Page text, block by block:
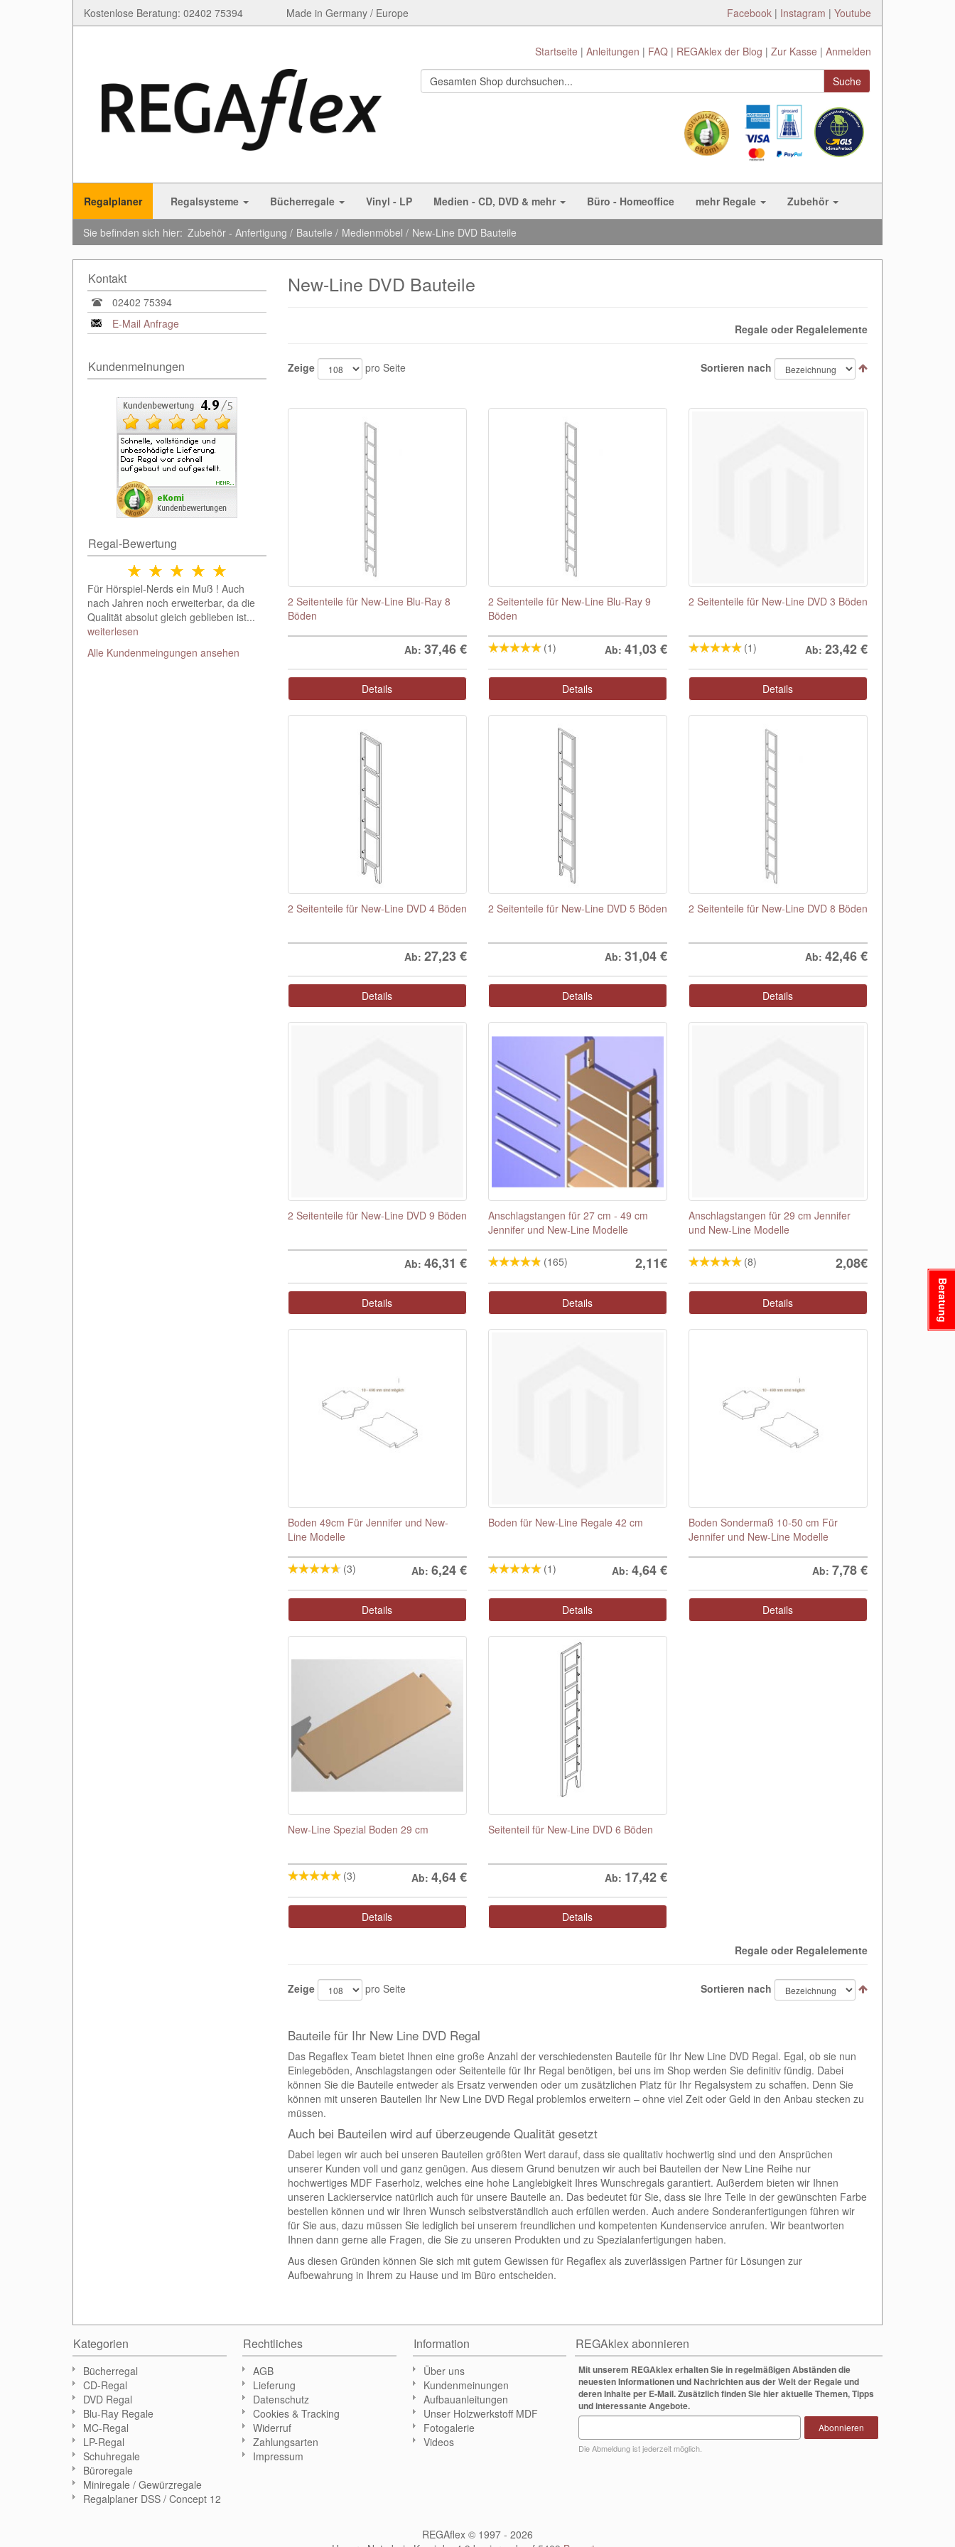
Kostenlose Beratung: 02402 75394 Made in Germany / Europe Facebook | Instagram | Youtube
Startseite Anleitungen FAQ REGAklex der Blog Zur Kasse Anmelden
Suche
Regalplaner Regalsysteme Bücherregale Vinyl - LP Medien - CD, DVD & mehr Büro - Homeoffice mehr Regale Zubehör
Sie befinden sich hier: Zubehör - Anfertigung Bauteile Medienmöbel New-Line DVD Bauteile
Kontakt
02402 75394
E-Mail Anfrage
Kundenmeinungen
Regal-Bewertung
Für Hörspiel-Nerds ein Muß ! Auch
nach Jahren noch erweiterbar, da die
Qualität absolut gleich geblieben ist...
weiterlesen
Alle Kundenmeingungen ansehen
New-Line DVD Bauteile
Regale oder Regalelemente
Zeige pro Seite Sortieren nach
2 Seitenteile für New-Line Blu-Ray 8
Böden
Ab: 37,46€
Details
2 Seitenteile für New-Line Blu-Ray 9
Böden
(1) Ab: 41,03€
Details
2 Seitenteile für New-Line DVD 3 Böden
(1) Ab: 23,42€
Details
2 Seitenteile für New-Line DVD 4 Böden
Ab: 27,23€
Details
2 Seitenteile für New-Line DVD 5 Böden
Ab: 31,04€
Details
2 Seitenteile für New-Line DVD 8 Böden
Ab: 42,46€
Details
2 Seitenteile für New-Line DVD 9 Böden
Ab: 46,31 €
Details
Anschlagstangen für 27 cm - 49 cm
Jennifer und New-Line Modelle
(165) 2,11€
Details
Anschlagstangen für 29 cm Jennifer
und New-Line Modelle
(8) 2,08€
Details
Boden 49cm Für Jennifer und New-
Line Modelle
(3) Ab: 6,24€
Details
Boden für New-Line Regale 42 cm
(1) Ab: 4,64€
Details
Boden Sondermaß 10-50 cm Für
Jennifer und New-Line Modelle
Ab: 7,78€
Details
New-Line Spezial Boden 29 cm
(3) Ab: 4,64€
Details
Seitenteil für New-Line DVD 6 Böden
Ab: 17,42€
Details
Regale oder Regalelemente
Zeige pro Seite Sortieren nach
Bauteile für Ihr New Line DVD Regal
Das Regaflex Team bietet Ihnen eine große Anzahl der verschiedensten Bauteile für Ihr New Line DVD Regal. Egal, ob sie nun
Einlegeböden, Anschlagstangen oder Seitenteile für Ihr Regal benötigen, bei uns im Shop werden Sie definitiv fündig. Dabei
können Sie die Bauteile entweder als Ersatz verwenden oder um zusätzlichen Platz für Ihr Regalsystem zu schaffen. Denn Sie
können mit unseren Bauteilen Ihr New Line DVD Regal problemlos erweitern – ohne viel Zeit oder Geld in den Anbau stecken zu
müssen.
Auch bei Bauteilen wird auf überzeugende Qualität gesetzt
Dabei legen wir auch bei unseren Bauteilen größten Wert darauf, dass sie qualitativ hochwertig sind und den Ansprüchen
unserer Kunden voll und ganz genügen. Aus diesem Grund benutzen wir auch bei Bauteilen der New Line Reihe nur
hochwertiges MDF Faserholz, welches eine hohe Langlebigkeit Ihres Wunschregals garantiert. Außerdem bieten wir Ihnen
unseren Lackierservice natürlich auch für unsere Bauteile an. Das bedeutet für Sie, dass sie Ihre Teile in der gewünschten Farbe
bestellen können und wir Ihren Wunsch selbstverständlich auch erfüllen werden. Auch andere Sonderanfertigungen führen wir
für Sie aus, dazu müssen Sie lediglich bei unserem freundlichen und kompetenten Kundenservice anrufen. Wir beantworten
Ihnen dann gerne alle Fragen, die Sie zu unseren Produkten und zu Spezialanfertigungen haben.
Aus diesen Gründen können Sie sich mit gutem Gewissen für Regaflex als zuverlässigen Partner für Lösungen zur
Aufbewahrung in Ihrem zu Hause und im Büro entscheiden.
REGAklex abonnieren
Mit unserem REGAklex erhalten Sie in regelmäßigen Abständen die
neuesten Informationen und Nachrichten aus der Welt der Regale und
deren Inhalte per E-Mail. Zusätzlich finden Sie hier aktuelle Themen, Tipps
und interessante Angebote.
Die Abmeldung ist jederzeit möglich.
Abonnieren
Kategorien
Bücherregal
CD-Regal
DVD Regal
Blu-Ray Regale
MC-Regal
LP-Regal
Schuhregale
Büroregale
Miniregale / Gewürzregale
Regalplaner DSS / Concept 12
Rechtliches
AGB
Lieferung
Datenschutz
Cookies & Tracking
Widerruf
Zahlungsarten
Impressum
Information
Über uns
Kundenmeinungen
Aufbauanleitungen
Unser Holzwerkstoff MDF
Fotogalerie
Videos
REGAflex © 1997 - 2026
Beratung